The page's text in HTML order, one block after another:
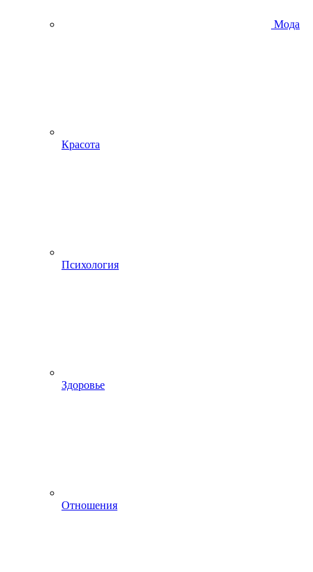
Мода
Красота
Психология
Здоровье
Отношения